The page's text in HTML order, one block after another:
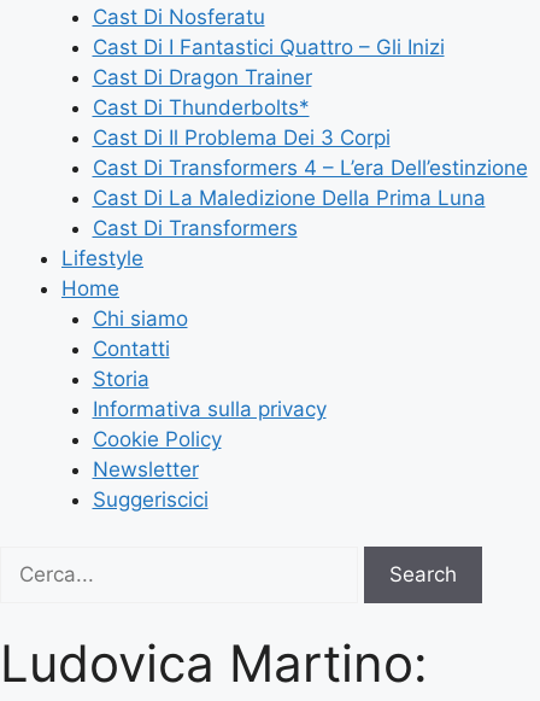
Cast Di Nosferatu
Cast Di I Fantastici Quattro – Gli Inizi
Cast Di Dragon Trainer
Cast Di Thunderbolts*
Cast Di Il Problema Dei 3 Corpi
Cast Di Transformers 4 – L’era Dell’estinzione
Cast Di La Maledizione Della Prima Luna
Cast Di Transformers
Lifestyle
Home
Chi siamo
Contatti
Storia
Informativa sulla privacy
Cookie Policy
Newsletter
Suggeriscici
for:
Search
Ludovica Martino: